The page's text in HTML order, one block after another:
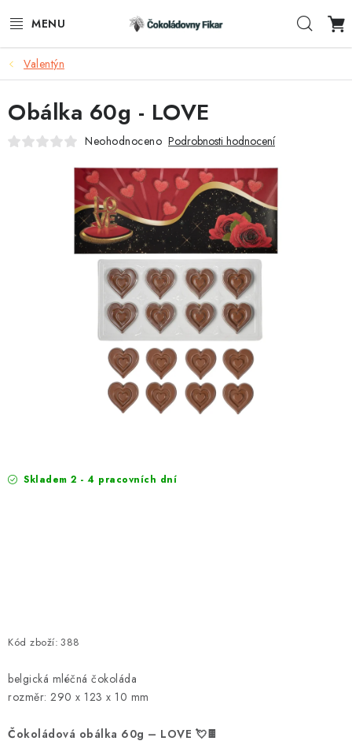
na
ESHOP
REKLAMNÍ VÝROBKY
O NÁS
AKTUALITY
FUNKČNÍ ČOKOLÁDA
Obchodní podmínky
Reklamace
Valentýn
Skladem 2 - 4 pracovních dní
Kód zboží: 388
belgická mléčná čokoláda
rozměr: 290 x 123 x 10 mm
Čokoládová obálka 60g – LOVE 💘🍫
Obálka 60g - LOVE
Neohodnoceno Podrobnosti hodnocení